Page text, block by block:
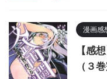
漫画感
【感
（３